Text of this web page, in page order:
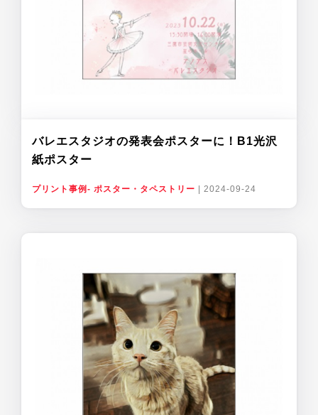
バレエスタジオの発表会ポスターに！B1光沢
紙ポスター
プリント事例- ポスター・タペストリー 2024-09-24